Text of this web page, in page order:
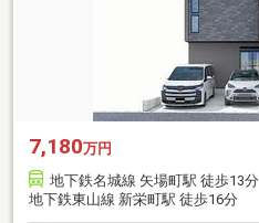
7,180万円
地下鉄名城線 矢場町駅 徒歩13分
地下鉄東山線 新栄町駅 徒歩16分